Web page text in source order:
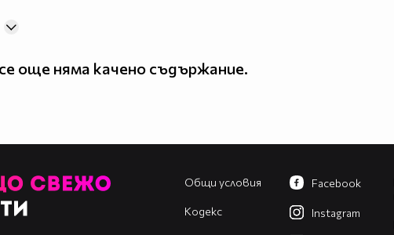
още няма качено съдържание.
Общи условия
Кодекс
Facebook
Instagram